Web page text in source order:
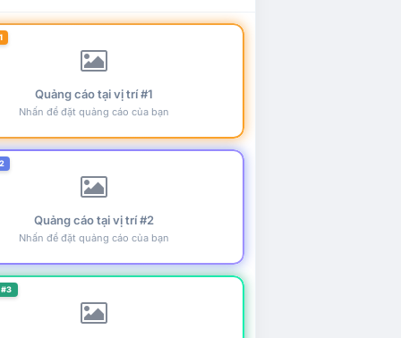
Quảng cáo tại vị trí #1
Nhấn để đặt quảng cáo của bạn
Quảng cáo tại vị trí #2
Nhấn để đặt quảng cáo của bạn